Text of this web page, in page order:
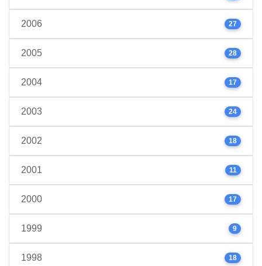
2006 27
2005 28
2004 17
2003 24
2002 18
2001 11
2000 17
1999 9
1998 18